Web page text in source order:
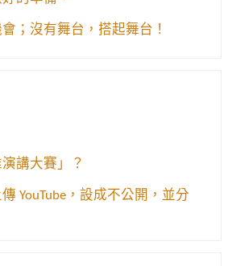
；沒有舞台，搭起舞台！
講大賽」？
YouTube，設成不公開，並分